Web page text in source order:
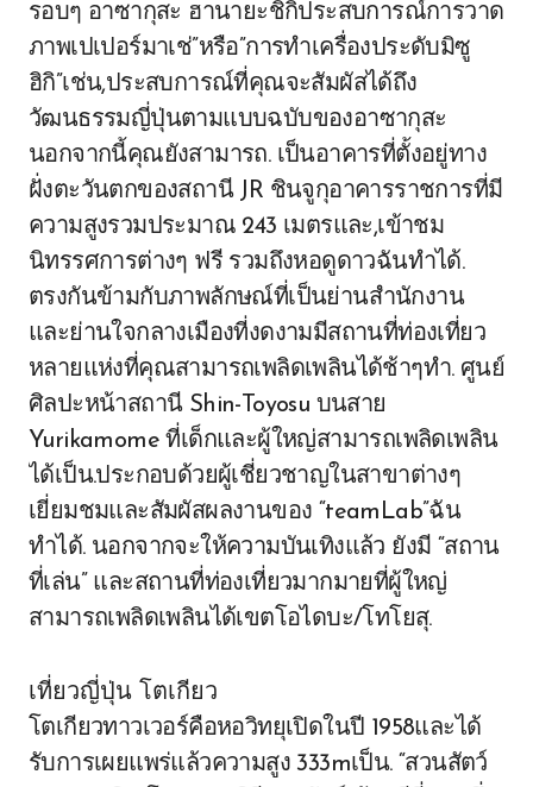
รอบๆ อาซากุสะ ฮานายะชิกิประสบการณ์การวาด
ภาพเปเปอร์มาเช่”หรือ”การทำเครื่องประดับมิซู
ฮิกิ”เช่น,ประสบการณ์ที่คุณจะสัมผัสได้ถึง
วัฒนธรรมญี่ปุ่นตามแบบฉบับของอาซากุสะ
นอกจากนี้คุณยังสามารถ. เป็นอาคารที่ตั้งอยู่ทาง
ฝั่งตะวันตกของสถานี JR ชินจูกุอาคารราชการที่มี
ความสูงรวมประมาณ 243 เมตรและ,เข้าชม
นิทรรศการต่างๆ ฟรี รวมถึงหอดูดาวฉันทำได้.
ตรงกันข้ามกับภาพลักษณ์ที่เป็นย่านสำนักงาน
และย่านใจกลางเมืองที่งดงามมีสถานที่ท่องเที่ยว
หลายแห่งที่คุณสามารถเพลิดเพลินได้ช้าๆทำ. ศูนย์
ศิลปะหน้าสถานี Shin-Toyosu บนสาย
Yurikamome ที่เด็กและผู้ใหญ่สามารถเพลิดเพลิน
ได้เป็น.ประกอบด้วยผู้เชี่ยวชาญในสาขาต่างๆ
เยี่ยมชมและสัมผัสผลงานของ “teamLab”ฉัน
ทำได้. นอกจากจะให้ความบันเทิงแล้ว ยังมี “สถาน
ที่เล่น” และสถานที่ท่องเที่ยวมากมายที่ผู้ใหญ่
สามารถเพลิดเพลินได้เขตโอไดบะ/โทโยสุ.
เที่ยวญี่ปุ่น โตเกียว
โตเกียวทาวเวอร์คือหอวิทยุเปิดในปี 1958และได้
รับการเผยแพร่แล้วความสูง 333mเป็น. “สวนสัตว์